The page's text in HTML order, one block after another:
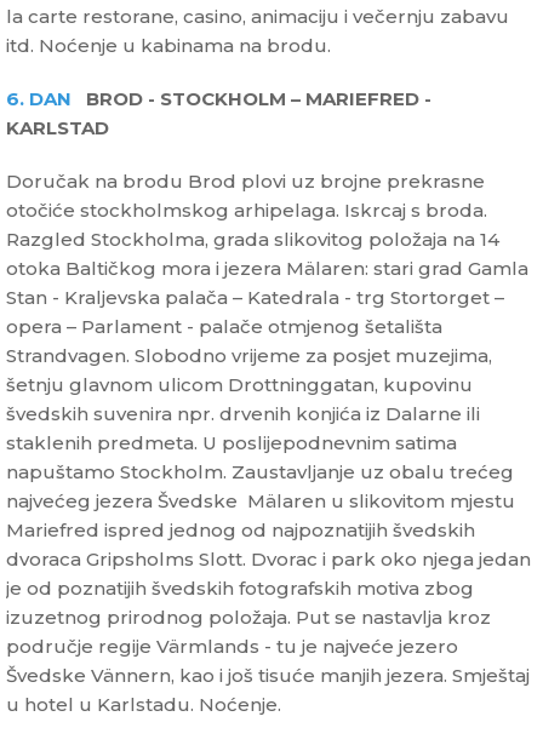
la carte restorane, casino, animaciju i večernju zabavu
itd. Noćenje u kabinama na brodu.
6. DAN BROD - STOCKHOLM – MARIEFRED -
KARLSTAD
Doručak na brodu Brod plovi uz brojne prekrasne
otočiće stockholmskog arhipelaga. Iskrcaj s broda.
Razgled Stockholma, grada slikovitog položaja na 14
otoka Baltičkog mora i jezera Mälaren: stari grad Gamla
Stan - Kraljevska palača – Katedrala - trg Stortorget –
opera – Parlament - palače otmjenog šetališta
Strandvagen. Slobodno vrijeme za posjet muzejima,
šetnju glavnom ulicom Drottninggatan, kupovinu
švedskih suvenira npr. drvenih konjića iz Dalarne ili
staklenih predmeta. U poslijepodnevnim satima
napuštamo Stockholm. Zaustavljanje uz obalu trećeg
najvećeg jezera Švedske Mälaren u slikovitom mjestu
Mariefred ispred jednog od najpoznatijih švedskih
dvoraca Gripsholms Slott. Dvorac i park oko njega jedan
je od poznatijih švedskih fotografskih motiva zbog
izuzetnog prirodnog položaja. Put se nastavlja kroz
područje regije Värmlands - tu je najveće jezero
Švedske Vännern, kao i još tisuće manjih jezera. Smještaj
u hotel u Karlstadu. Noćenje.